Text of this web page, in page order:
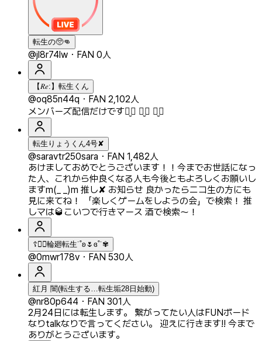
転生の🥺👊
@jl8r74lw ・ FAN 0人
【𝑅𝑒:】転生くん
@oq85n44q ・ FAN 2,102人
メンバーズ配信だけです⠉̮⃝︎︎ ⠉̮⃝︎︎ ⠉̮⃝︎︎
転生りょうくん4号✘
@saravtr250sara ・ FAN 1,482人
あけましておめでとうございます！！今までお世話になっ
た人、これから仲良くなる人も今後ともよろしくお願いし
ますm(_ _)m 推し✘‎ お知らせ 良かったらニコ生の方にも
見に来てね！ 「楽しくゲームをしようの会」で検索！ 推
しマは🥃こいつで行きマース 酒で検索〜！
☦️❥⃝輪廻転生˙˚ʚ🌷ɞ˚˙✾
@0mwr178v ・ FAN 530人
紅月 闇(転生する…転生垢28日始動)
@nr80p644 ・ FAN 301人
2月24日には転生します。 繋がってたい人はFUNボード
なりtalkなりで言ってください。 迎えに行きます‼️ 今まで
ありがとうございます。